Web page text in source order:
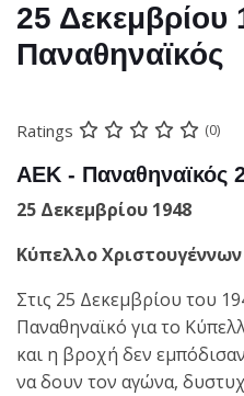
25
Παναθηναϊκός
Ratings (0)
ΑΕΚ - Παναθηναϊκός
25 Δεκεμβρίου 1948
Κύπελλο Χριστουγέννων
Στις 25 Δεκεμβρίου του
Παναθηναϊκό για το
και η βροχή δεν
να δουν τον αγώνα,